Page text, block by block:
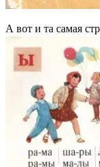
А вот и та самая